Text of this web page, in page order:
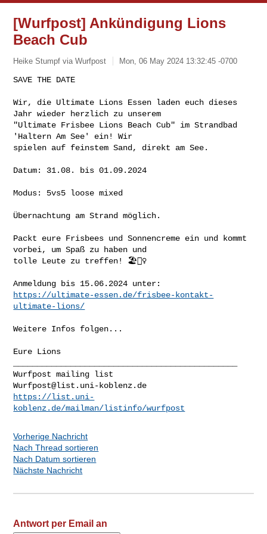
[Wurfpost] Ankündigung Lions
Beach Cub
Heike Stumpf via Wurfpost Mon, 06 May 2024 13:32:45 -0700
SAVE THE DATE
Wir, die Ultimate Lions Essen laden euch dieses
Jahr wieder herzlich zu unserem
"Ultimate Frisbee Lions Beach Cub" im Strandbad
'Haltern Am See' ein! Wir
spielen auf feinstem Sand, direkt am See.
Datum: 31.08. bis 01.09.2024
Modus: 5vs5 loose mixed
Übernachtung am Strand möglich.
Packt eure Frisbees und Sonnencreme ein und kommt
vorbei, um Spaß zu haben und
tolle Leute zu treffen! 🏖️🤾‍♀️
https://ultimate-essen.de/frisbee-kontakt-
ultimate-lions/
Weitere Infos folgen...
Eure Lions
Wurfpost@list.uni-koblenz.de
https://list.uni-
koblenz.de/mailman/listinfo/wurfpost
Vorherige Nachricht
Nach Thread sortieren
Nach Datum sortieren
Nächste Nachricht
Antwort per Email an